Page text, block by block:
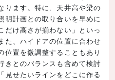
ります。特に、天井高や梁の
明計画との取り合いを早めに
だけ高さが揃わない」といっ
た、ハイドアの位置に合わせ
位置を微調整することもあり
きとのバランスも含めて検討
見せたいラインをどこに作る